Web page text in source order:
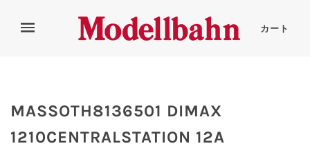
カート
MASSOTH8136501 DIMAX
1210CENTRALSTATION 12A